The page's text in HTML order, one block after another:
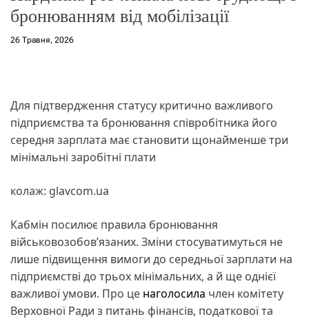
бронюванням від мобілізації
26 Травня, 2026
Для підтвердження статусу критично важливого
підприємства та бронювання співробітника його
середня зарплата має становити щонайменше три
мінімальні заробітні плати
колаж: glavcom.ua
Кабмін посилює правила бронювання
військовозобов’язаних. Зміни стосуватимуться не
лише підвищення вимоги до середньої зарплати на
підприємстві до трьох мінімальних, а й ще однієї
важливої умови. Про це наголосила член комітету
Верховної Ради з питань фінансів, податкової та